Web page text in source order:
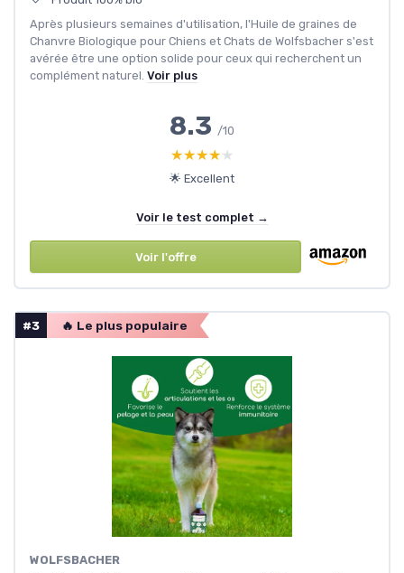
Après plusieurs semaines d'utilisation, l'Huile de graines de
Chanvre Biologique pour Chiens et Chats de Wolfsbacher s'est
avérée être une option solide pour ceux qui recherchent un
complément naturel. Voir plus
8.3 /10
★★★★★
★★★★★
🌟 Excellent
Voir le test complet →
Voir l'offre
#3 🔥 Le plus populaire
WOLFSBACHER